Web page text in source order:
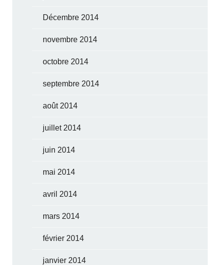
Décembre 2014
novembre 2014
octobre 2014
septembre 2014
août 2014
juillet 2014
juin 2014
mai 2014
avril 2014
mars 2014
février 2014
janvier 2014